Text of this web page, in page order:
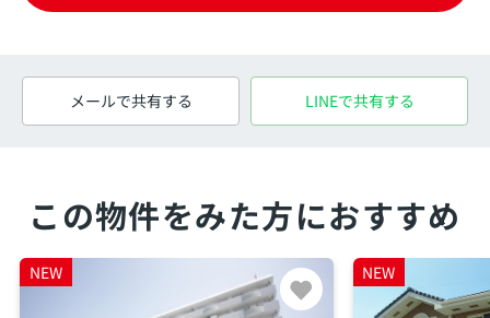
メールで共有する LINEで共有する
この物件をみた方におすすめ
NEW NEW